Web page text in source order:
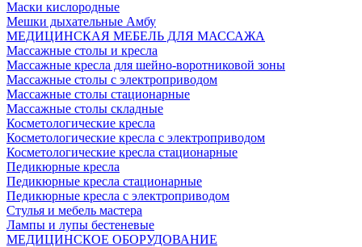
Маски кислородные
Мешки дыхательные Амбу
МЕДИЦИНСКАЯ МЕБЕЛЬ ДЛЯ МАССАЖА
Массажные столы и кресла
Массажные кресла для шейно-воротниковой зоны
Массажные столы с электроприводом
Массажные столы стационарные
Массажные столы складные
Косметологические кресла
Косметологические кресла с электроприводом
Косметологические кресла стационарные
Педикюрные кресла
Педикюрные кресла стационарные
Педикюрные кресла с электроприводом
Стулья и мебель мастера
Лампы и лупы бестеневые
МЕДИЦИНСКОЕ ОБОРУДОВАНИЕ